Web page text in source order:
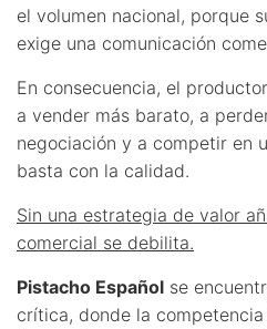
el volumen nacional, porque
exige una comunicación
En consecuencia, el
a vender más barato, a
negociación y a competir en
basta con la calidad.
Sin una estrategia de valor
comercial se debilita.
Pistacho Español se
crítica, donde la